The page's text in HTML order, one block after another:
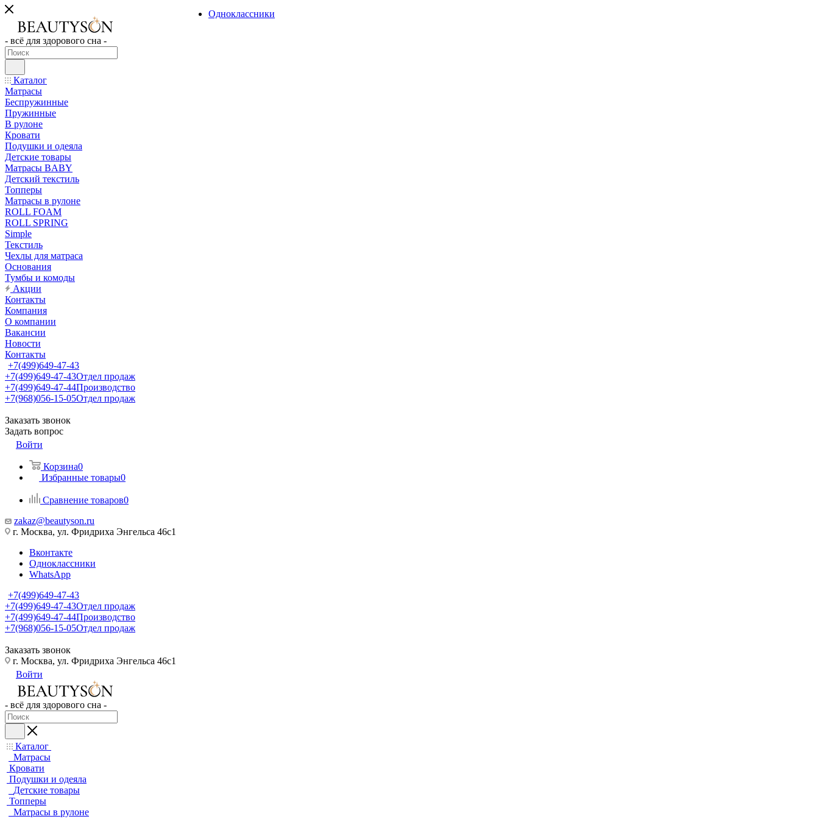
- всё для здорового сна -
Каталог
Матрасы
Беспружинные
Пружинные
В рулоне
Кровати
Подушки и одеяла
Детские товары
Матрасы BABY
Детский текстиль
Топперы
Матрасы в рулоне
ROLL FOAM
ROLL SPRING
Simple
Текстиль
Чехлы для матраса
Основания
Тумбы и комоды
Акции
Контакты
Компания
О компании
Вакансии
Новости
Контакты
+7(499)649-47-43
+7(499)649-47-43Отдел продаж
+7(499)649-47-44Производство
+7(968)056-15-05Отдел продаж
Заказать звонок
Задать вопрос
Войти
Корзина0
Избранные товары0
Сравнение товаров0
zakaz@beautyson.ru
г. Москва, ул. Фридриха Энгельса 46с1
Вконтакте
Одноклассники
WhatsApp
+7(499)649-47-43
+7(499)649-47-43Отдел продаж
+7(499)649-47-44Производство
+7(968)056-15-05Отдел продаж
Заказать звонок
Одноклассники
г. Москва, ул. Фридриха Энгельса 46с1
Войти
- всё для здорового сна -
Каталог
Матрасы
Кровати
Подушки и одеяла
Детские товары
Топперы
Матрасы в рулоне